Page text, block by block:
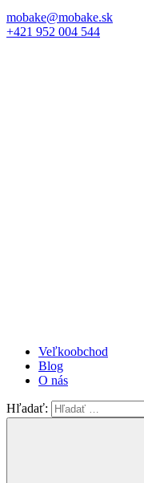
mobake@mobake.sk
+421 952 004 544
Veľkoobchod
Blog
O nás
Hľadať: